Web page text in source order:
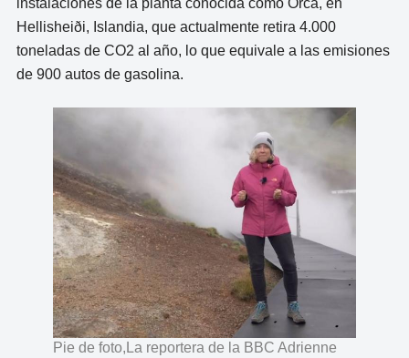
instalaciones de la planta conocida como Orca, en
Hellisheiði, Islandia, que actualmente retira 4.000
toneladas de CO2 al año, lo que equivale a las emisiones
de 900 autos de gasolina.
Pie de foto,La reportera de la BBC Adrienne